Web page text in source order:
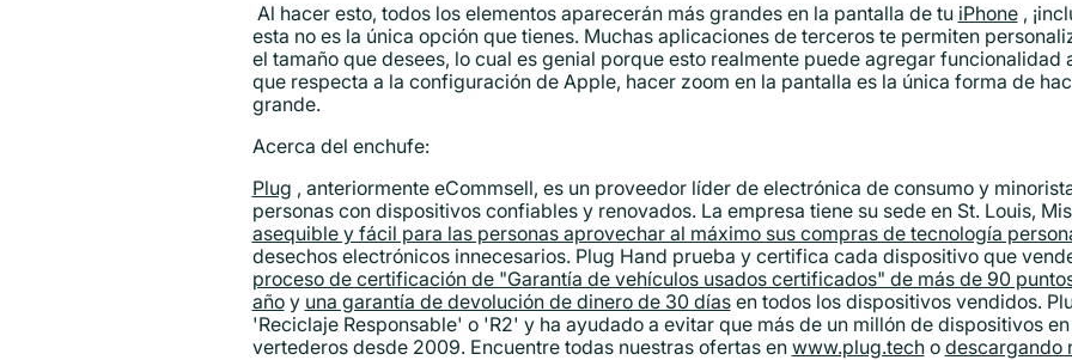
Al hacer esto, todos los elementos aparecerán más grandes en la pantalla de tu iPhone,
esta no es la única opción que tienes. Muchas aplicaciones de terceros te permiten
el tamaño que desees, lo cual es genial porque esto realmente puede agregar funcionalidad
que respecta a la configuración de Apple, hacer zoom en la pantalla es la única forma de
grande.
Acerca del enchufe:
Plug , anteriormente eCommsell, es un proveedor líder de electrónica de consumo y
personas con dispositivos confiables y renovados. La empresa tiene su sede en St. Louis,
asequible y fácil para las personas aprovechar al máximo sus compras de tecnología
desechos electrónicos innecesarios. Plug Hand prueba y certifica cada dispositivo que
proceso de certificación de "Garantía de vehículos usados ​​certificados" de más de 90
añoy una garantía de devolución de dinero de 30 díasen todos los dispositivos vendidos.
'Reciclaje Responsable' o 'R2' y ha ayudado a evitar que más de un millón de dispositivos
vertederos desde 2009. Encuentre todas nuestras ofertas en www.plug.techo descargando